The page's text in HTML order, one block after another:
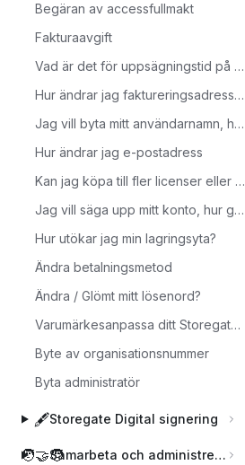
Begäran av accessfullmakt
Fakturaavgift
Vad är det för uppsägningstid på mitt abonnemang?
Hur ändrar jag faktureringsadressen?
Jag vill byta mitt användarnamn, hur gör jag?
Hur ändrar jag e-postadress
Kan jag köpa till fler licenser eller uppgradera lagringsytan?
Jag vill säga upp mitt konto, hur gör jag?
Hur utökar jag min lagringsyta?
Ändra betalningsmetod
Ändra / Glömt mitt lösenord?
Varumärkesanpassa ditt Storegatekonto
Byte av organisationsnummer
Byta administratör
🖋️Storegate Digital signering
🧑‍🤝‍🧑 Samarbeta och administrera användare